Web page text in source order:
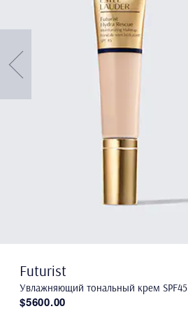
Futurist
Увлажняющий тональный крем SPF45
$5600.00